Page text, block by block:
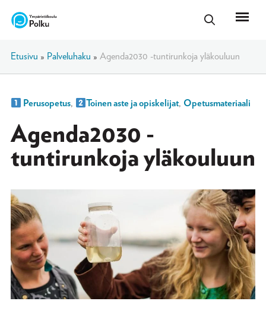
Etusivu » Palveluhaku » Agenda2030 -tuntirunkoja yläkouluun
Perusopetus, Toinen aste ja opiskelijat, Opetusmateriaali
Agenda2030 -
tuntirunkoja yläkouluun